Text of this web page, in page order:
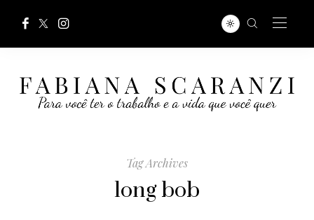
Tag Archives
long bob